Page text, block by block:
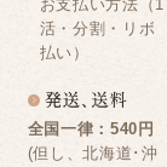
お支払い方法（1
活・分割・リボ
払い）
全国一律：540円
(但し、北海道･沖